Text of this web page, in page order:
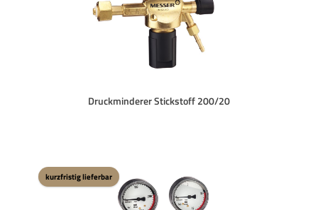
Druckminderer Stickstoff 200/20
kurzfristig lieferbar